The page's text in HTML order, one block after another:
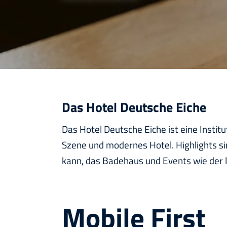
Expertise
Digitale Expertise in Webentwicklung seit 20 Jahren.
info@visionbites.de
Das Hotel Deutsche Eiche
Das Hotel Deutsche Eiche ist eine
Szene und modernes Hotel. Highlights
kann, das Badehaus und Events wie
Mobile First